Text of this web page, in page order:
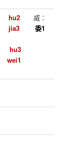
hu2
jia3
hu3
wei1
威：
委1